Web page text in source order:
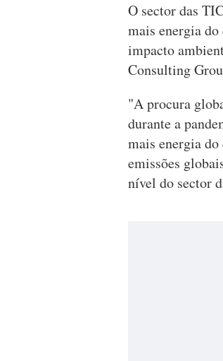
O sector das
mais energia
impacto
Consulting
"A procura
durante a
mais energia do
emissões
nível do sector